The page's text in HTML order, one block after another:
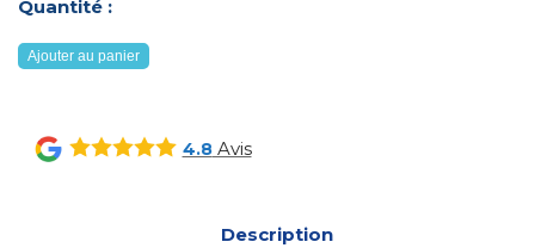
Quantité :
de
COURTES
Ajouter au panier
4.8Avis
Description